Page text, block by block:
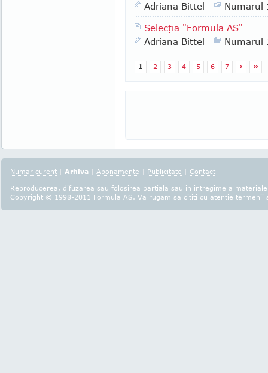
Adriana Bittel
Numarul
Selecţia "Formula AS"
Adriana Bittel
Numarul
1 2 3 4 5 6 7 › »
Numar curent | Arhiva | Abonamente | Publicitate | Contact
Reproducerea, difuzarea sau folosirea partiala sau in intregime a
Copyright © 1998-2011 Formula AS. Va rugam sa cititi cu atentie termenii